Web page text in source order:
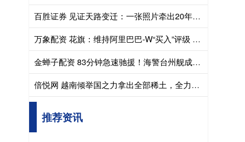
百胜证券 见证天路变迁：一张照片牵出20年前美好往事
万象配资 花旗：维持阿里巴巴-W“买入”评级 升目标价至199港元
金蝉子配资 83分钟急速驰援！海警台州舰成功救助海上受伤渔民
倍悦网 越南倾举国之力拿出全部稀土，全力押注中美博弈，想做渔翁！
推荐资讯